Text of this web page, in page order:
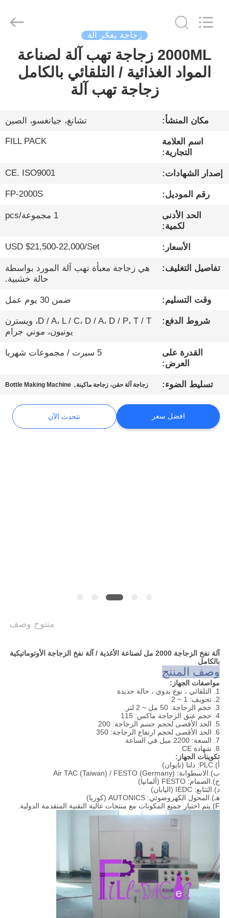
الصفحة
الرئيسية
معلومات
جولة
المعمل
مراقبة
الجودة
اتصل
أخبار
نتحدث
الآن
Machinery
Reserved.
زجاجة يفجّر آلة
2000ML زجاجة تهب آلة لصناعة
المواد الغذائية / التلقائي بالكامل
زجاجة تهب آلة
مكان المنشأ: تشانغ، جيانغسو، الصين
اسم العلامة
التجارية:
FILL PACK
إصدار الشهادات: CE. ISO9001
رقم الموديل: FP-2000S
الحد الأدنى
لكمية:
1 مجموعة/pcs
الأسعار: USD $21,500-22,000/Set
تفاصيل التغليف:
هي زجاجة معبأة تهب آلة المورد بواسطة
حالة خشبية.
وقت التسليم: ضمن 30 يوم عمل
شروط الدفع:
D / A، L / C، D / A، D / P، T / T، ويسترن
يونيون، موني جرام
القدرة على
العرض:
5 سيرت / مجموعات شهريا
تسليط الضوء: زجاجة آلة حقن، زجاجة ماكينة,
Bottle Making Machine
افضل سعر نتحدث الآن
منتوج وصف
آلة نفخ الزجاجة 2000 مل لصناعة الأغذية / آلة نفخ الزجاجة الأوتوماتيكية
بالكامل
وصف المنتج
مواصفات الجهاز:
1. التلقائي ، نوع يدوي ، حالة جديدة
2. تجويف: 1 ~ 2
3. حجم الزجاجة: 50 مل ~ 2 لتر.
4. حجم عنق الزجاجة ماكس: 115
5. الحد الأقصى لحجم جسم الزجاجة: 200
6. الحد الأقصى لحجم ارتفاع الزجاجة: 350
7. السعة: 2200 ميل في الساعة
8. شهادة CE
تكوينات الجهاز:
أ).PLC: دلتا (تايوان)
ب).الاسطوانة: Air TAC (Taiwan) / FESTO (Germany)
ج).الصمام: FESTO (ألمانيا)
د).التتابع: IEDC (اليابان)
هـ).المحول الكهروضوئي: AUTONICS (كوريا)
F).يتم اختيار جميع المكونات مع منتجات عالية التقنية المتقدمة الدولية.